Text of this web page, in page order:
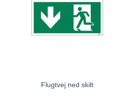
Flugtvej ned skilt